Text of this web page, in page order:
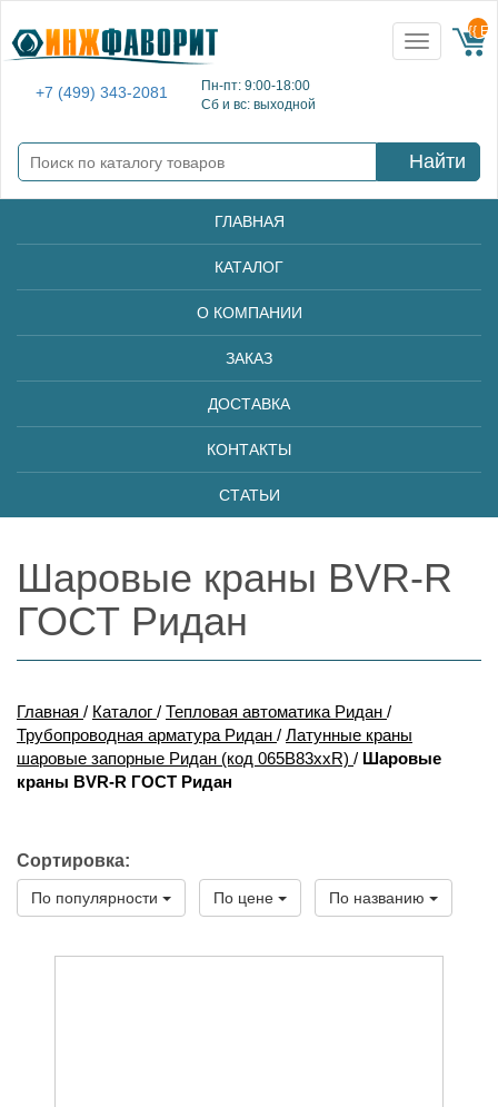
+7 (499) 343-2081
Пн-пт: 9:00-18:00
Сб и вс: выходной
Toggle
navigation
{{
Найти
ГЛАВНАЯ
КАТАЛОГ
О КОМПАНИИ
ЗАКАЗ
ДОСТАВКА
КОНТАКТЫ
СТАТЬИ
Шаровые краны BVR-R
ГОСТ Ридан
Главная / Каталог / Тепловая автоматика Ридан /
Трубопроводная арматура Ридан / Латунные краны
шаровые запорные Ридан (код 065B83xxR) / Шаровые
краны BVR-R ГОСТ Ридан
Сортировка:
По популярности По цене По названию